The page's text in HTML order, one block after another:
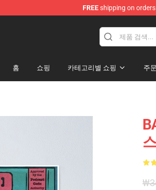
FREEshipping on
Store
홈 쇼핑 카테고리별 쇼핑 주